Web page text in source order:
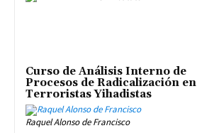
Curso de Análisis Interno de
Procesos de Radicalización en
Terroristas Yihadistas
Raquel Alonso de Francisco